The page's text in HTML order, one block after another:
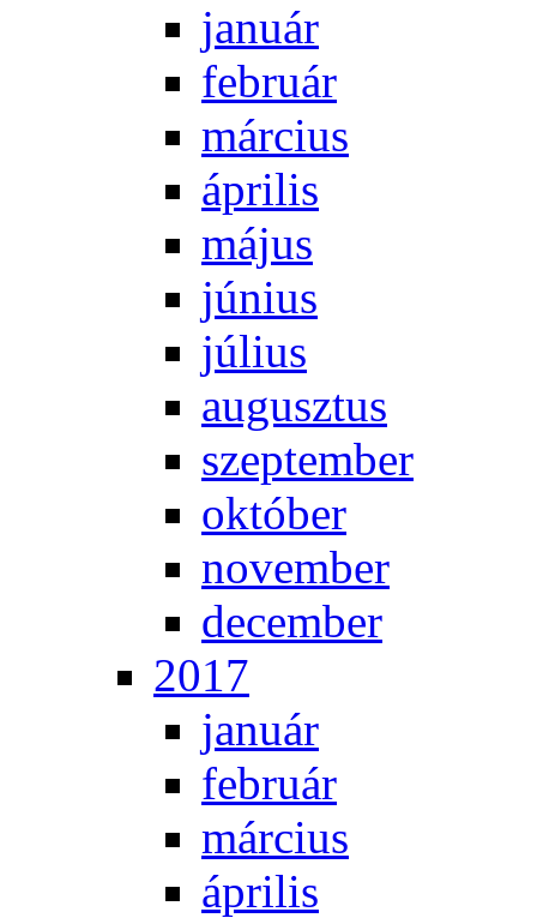
ja­nu­ár
feb­ru­ár
már­ci­us
áp­ri­lis
má­jus
jú­ni­us
jú­li­us
au­gusz­tus
szep­tem­ber
ok­tó­ber
no­vem­ber
de­cem­ber
2017
ja­nu­ár
feb­ru­ár
már­ci­us
áp­ri­lis